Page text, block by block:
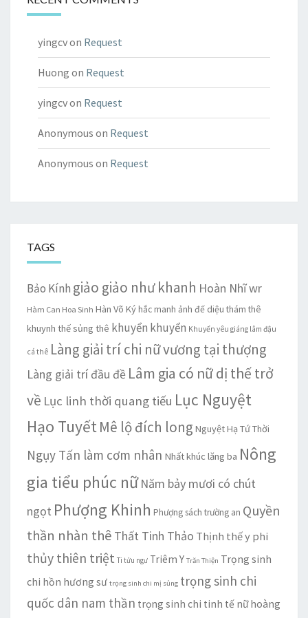
yingcvon Request
Huong on Request
yingcvon Request
Anonymous on Request
Anonymous on Request
TAGS
Bảo Kính giảo giảo như khanh Hoàn Nhĩ wr
Hàm Can Hoa Sinh Hàn Võ Kýhắc manh ảnh đế diệu thám thê
khuynh thế sủng thê khuyển khuyển Khuyển yêu giáng lâm đậu
cá thê Làng giải trí chi nữ vương tại thượng
Làng giải trí đầu đề Lâm gia có nữ dị thế trở
về Lục linh thời quang tiếu Lục Nguyệt
Hạo TuyếtMê lộ đích long Nguyệt Hạ Tứ Thời
Ngụy Tấn làm cơm nhân Nhất khúc lăng ba Nông
gia tiểu phúc nữ Năm bảy mươi có chút
ngọt Phượng Khinh Phượng sách trường an Quyền
thần nhàn thê Thất Tinh Thảo Thịnh thế y phi
thủy thiên triệt Ti tửu ngư Triêm Y Trăn Thiện Trọng sinh
chi hồn hương sư trọng sinh chi mị sủng trọng sinh chi
quốc dân nam thần trọng sinh chi tinh tế nữ hoàng